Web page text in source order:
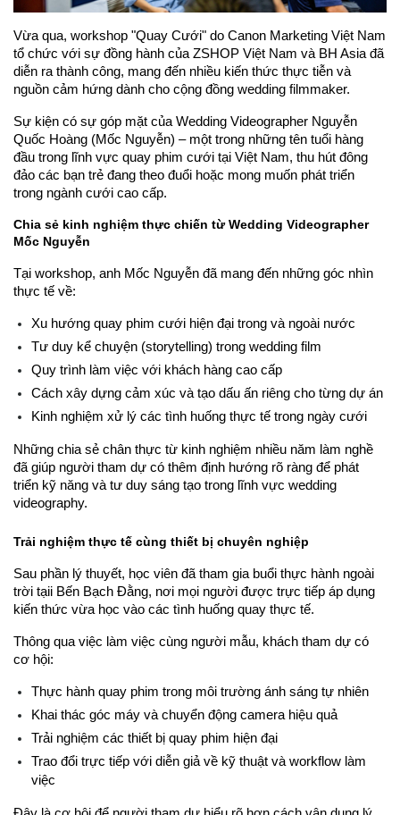
Vừa qua, workshop "Quay Cưới" do Canon Marketing Việt Nam
tổ chức với sự đồng hành của ZSHOP Việt Nam và BH Asia đã
diễn ra thành công, mang đến nhiều kiến thức thực tiễn và
nguồn cảm hứng dành cho cộng đồng wedding filmmaker.
Sự kiện có sự góp mặt của Wedding Videographer Nguyễn
Quốc Hoàng (Mốc Nguyễn) – một trong những tên tuổi hàng
đầu trong lĩnh vực quay phim cưới tại Việt Nam, thu hút đông
đảo các bạn trẻ đang theo đuổi hoặc mong muốn phát triển
trong ngành cưới cao cấp.
Chia sẻ kinh nghiệm thực chiến từ Wedding Videographer
Mốc Nguyễn
Tại workshop, anh Mốc Nguyễn đã mang đến những góc nhìn
thực tế về:
Xu hướng quay phim cưới hiện đại trong và ngoài nước
Tư duy kể chuyện (storytelling) trong wedding film
Quy trình làm việc với khách hàng cao cấp
Cách xây dựng cảm xúc và tạo dấu ấn riêng cho từng dự án
Kinh nghiệm xử lý các tình huống thực tế trong ngày cưới
Những chia sẻ chân thực từ kinh nghiệm nhiều năm làm nghề
đã giúp người tham dự có thêm định hướng rõ ràng để phát
triển kỹ năng và tư duy sáng tạo trong lĩnh vực wedding
videography.
Trải nghiệm thực tế cùng thiết bị chuyên nghiệp
Sau phần lý thuyết, học viên đã tham gia buổi thực hành ngoài
trời tạii Bến Bạch Đằng, nơi mọi người được trực tiếp áp dụng
kiến thức vừa học vào các tình huống quay thực tế.
Thông qua việc làm việc cùng người mẫu, khách tham dự có
cơ hội:
Thực hành quay phim trong môi trường ánh sáng tự nhiên
Khai thác góc máy và chuyển động camera hiệu quả
Trải nghiệm các thiết bị quay phim hiện đại
Trao đổi trực tiếp với diễn giả về kỹ thuật và workflow làm
việc